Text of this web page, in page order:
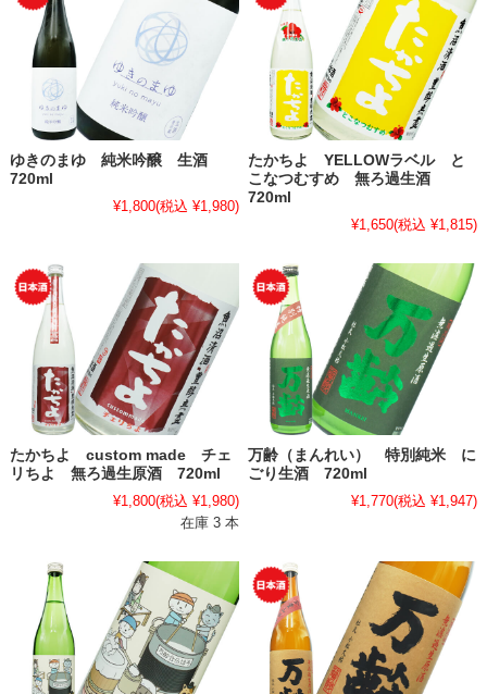
ゆきのまゆ 純米吟醸 生酒
720ml
¥1,800(税込 ¥1,980)
たかちよ YELLOWラベル と
こなつむすめ 無ろ過生酒
720ml
¥1,650(税込 ¥1,815)
たかちよ custom made チェ
リちよ 無ろ過生原酒 720ml
¥1,800(税込 ¥1,980)
在庫 3 本
万齢（まんれい） 特別純米 に
ごり生酒 720ml
¥1,770(税込 ¥1,947)